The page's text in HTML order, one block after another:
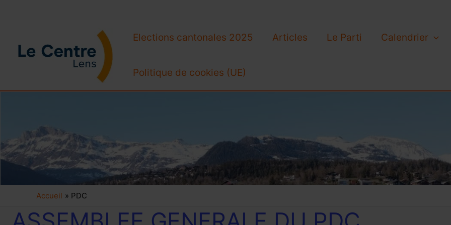
contenu
Elections cantonales 2025 Articles Le Parti Calendrier
Politique de cookies (UE)
Accueil PDC
ASSEMBLEE